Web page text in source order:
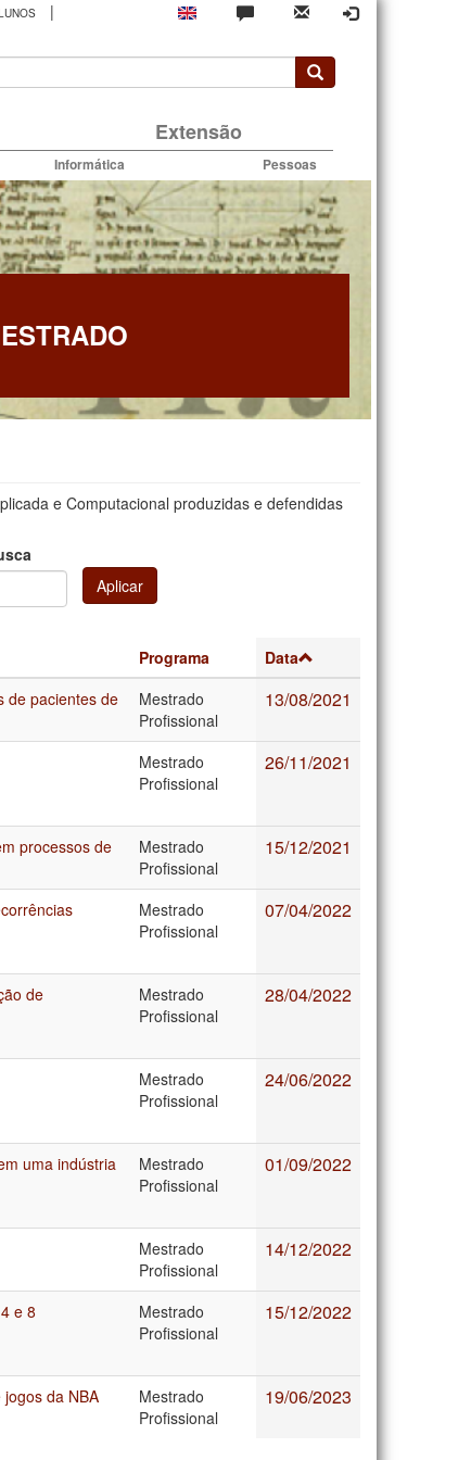
|
Extensão
Informática Pessoas
e Computacional produzidas e defendidas
Aplicar
Programa
Data
de pacientes de
Mestrado
Profissional
13/08/2021
Mestrado
Profissional
26/11/2021
processos de
Mestrado
Profissional
15/12/2021
Mestrado
Profissional
07/04/2022
de
Mestrado
Profissional
28/04/2022
Mestrado
Profissional
24/06/2022
uma indústria
Mestrado
Profissional
01/09/2022
Mestrado
Profissional
14/12/2022
e 8
Mestrado
Profissional
15/12/2022
da NBA
Mestrado
Profissional
19/06/2023